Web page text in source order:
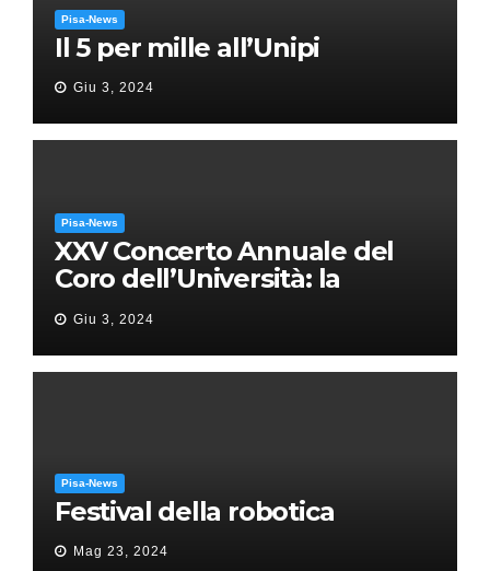
Pisa-News
Il 5 per mille all’Unipi
Giu 3, 2024
Pisa-News
XXV Concerto Annuale del
Coro dell’Università: la
“Messa in gloria” di Giacomo
Puccini
Giu 3, 2024
Pisa-News
Festival della robotica
Mag 23, 2024